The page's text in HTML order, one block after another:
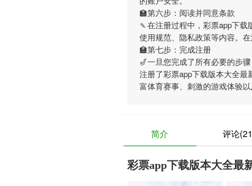
🏫第六步：阅读并同意条款
🍡在注册过程中， 彩票app下载
使用规范、隐私政策等内容。
🏫第七步：完成注册
🎷一旦您完成了所有必要的步
注册了彩票app下载版本大全
富体育赛事、刺激的游戏体验
简介 评论
彩票app下载版本大全最